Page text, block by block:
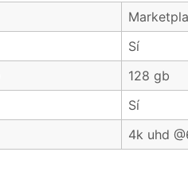
Sí
128 gb
Sí
4k uhd